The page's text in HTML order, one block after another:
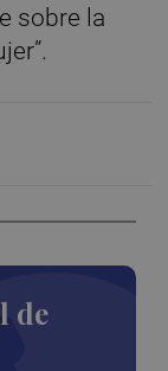
de
sobre la